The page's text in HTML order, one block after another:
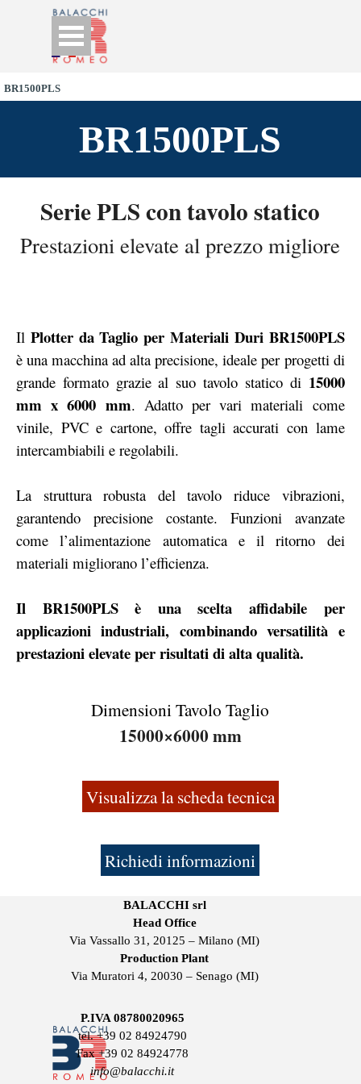
Go to content
Skip menu
BR1500PLS
BR1500PLS
Serie PLS con tavolo statico
Prestazioni elevate al prezzo migliore
Il Plotter da Taglio per Materiali Duri BR1500PLS
è una macchina ad alta precisione, ideale per progetti di
grande formato grazie al suo tavolo statico di 15000
mm x 6000 mm. Adatto per vari materiali come
vinile, PVC e cartone, offre tagli accurati con lame
intercambiabili e regolabili.
La struttura robusta del tavolo riduce vibrazioni,
garantendo precisione costante. Funzioni avanzate
come l’alimentazione automatica e il ritorno dei
materiali migliorano l’efficienza.
Il BR1500PLS è una scelta affidabile per
applicazioni industriali, combinando versatilità e
prestazioni elevate per risultati di alta qualità.
Dimensioni Tavolo Taglio
15000×6000 mm
Visualizza la scheda tecnica
Richiedi informazioni
BALACCHI srl
Head Office
Via Vassallo 31, 20125 – Milano (MI)
Production Plant
Via Muratori 4, 20030 – Senago (MI)
P.IVA 08780020965
tel.+39 02 84924790
Fax +39 02 84924778
info@balacchi.it